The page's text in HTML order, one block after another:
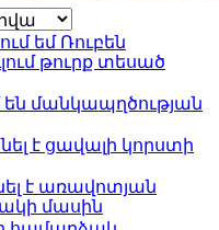
եմ Ռուբեն
թուրք տեսած
մանկապղծության
է ցավալի կորստի
է առավոտյան
մասին